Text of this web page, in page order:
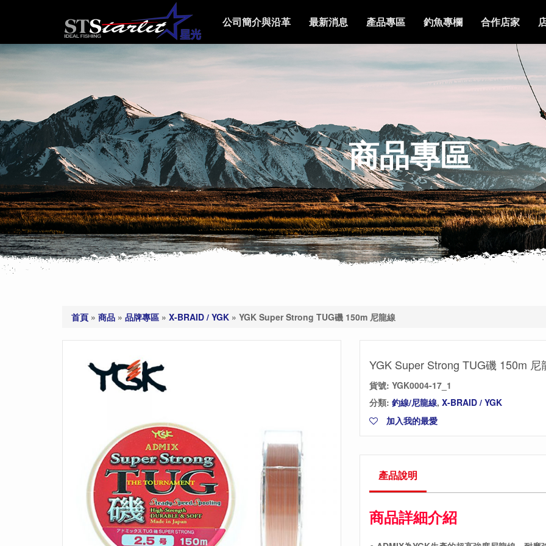
公司簡介與沿革 最新消息 產品專區 釣魚專欄 合作店家
商品專區
首頁 » 商品 » 品牌專區 » X-BRAID / YGK » YGK Super Strong TUG磯 150m 尼龍線
YGK Super Strong TUG磯 150m 尼
貨號: YGK0004-17_1
分類: 釣線/尼龍線, X-BRAID / YGK
加入我的最愛
產品說明
商品詳細介紹